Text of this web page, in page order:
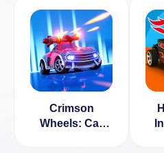
Crimson
Wheels: Car